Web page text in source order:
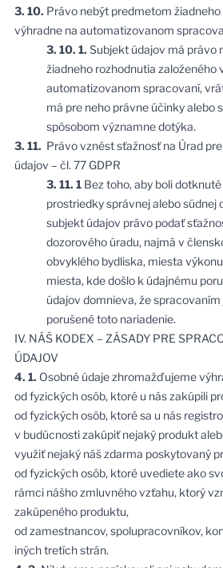
3. 10. Právo nebýt predmetom
výhradne na automatizovanom
3. 10. 1. Subjekt údajov má právo
žiadneho rozhodnutia založeného
automatizovanom spracovaní,
má pre neho právne účinky alebo
spôsobom významne dotýka.
3. 11. Právo vznést sťažnosť na Úrad
údajov – čl. 77 GDPR
3. 11. 1Bez toho, aby boli
prostriedky správnej alebo súdnej
subjekt údajov právo podať
dozorového úradu, najmä v
obvyklého bydliska, miesta
miesta, kde došlo k údajnému
údajov domnieva, že
porušené toto nariadenie.
IV. NÁŠ KODEX – ZÁSADY PRE
ÚDAJOV
4. 1. Osobné údaje zhromažďujeme
od fyzických osôb, ktoré u nás zakúpili
od fyzických osôb, ktoré sa u nás
v budúcnosti zakúpiť nejaký produkt
využiť nejaký náš zdarma poskytovaný
od fyzických osôb, ktoré uvediete ako
rámci nášho zmluvného vzťahu, ktorý
zakúpeného produktu,
od zamestnancov, spolupracovníkov,
iných tretích strán.